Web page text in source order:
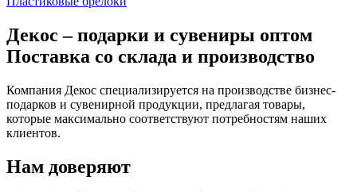
Декос – подарки и сувениры оптом
Поставка со склада и производство
Компания Декос специализируется на производстве бизнес-
подарков и сувенирной продукции, предлагая товары,
которые максимально соответствуют потребностям наших
клиентов.
Нам доверяют